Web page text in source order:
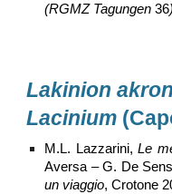
(RGMZ Tagungen36)
Lakinion akron
Lacinium
M.L. Lazzarini,Le
Aversa – G. De
un viaggio, Crotone